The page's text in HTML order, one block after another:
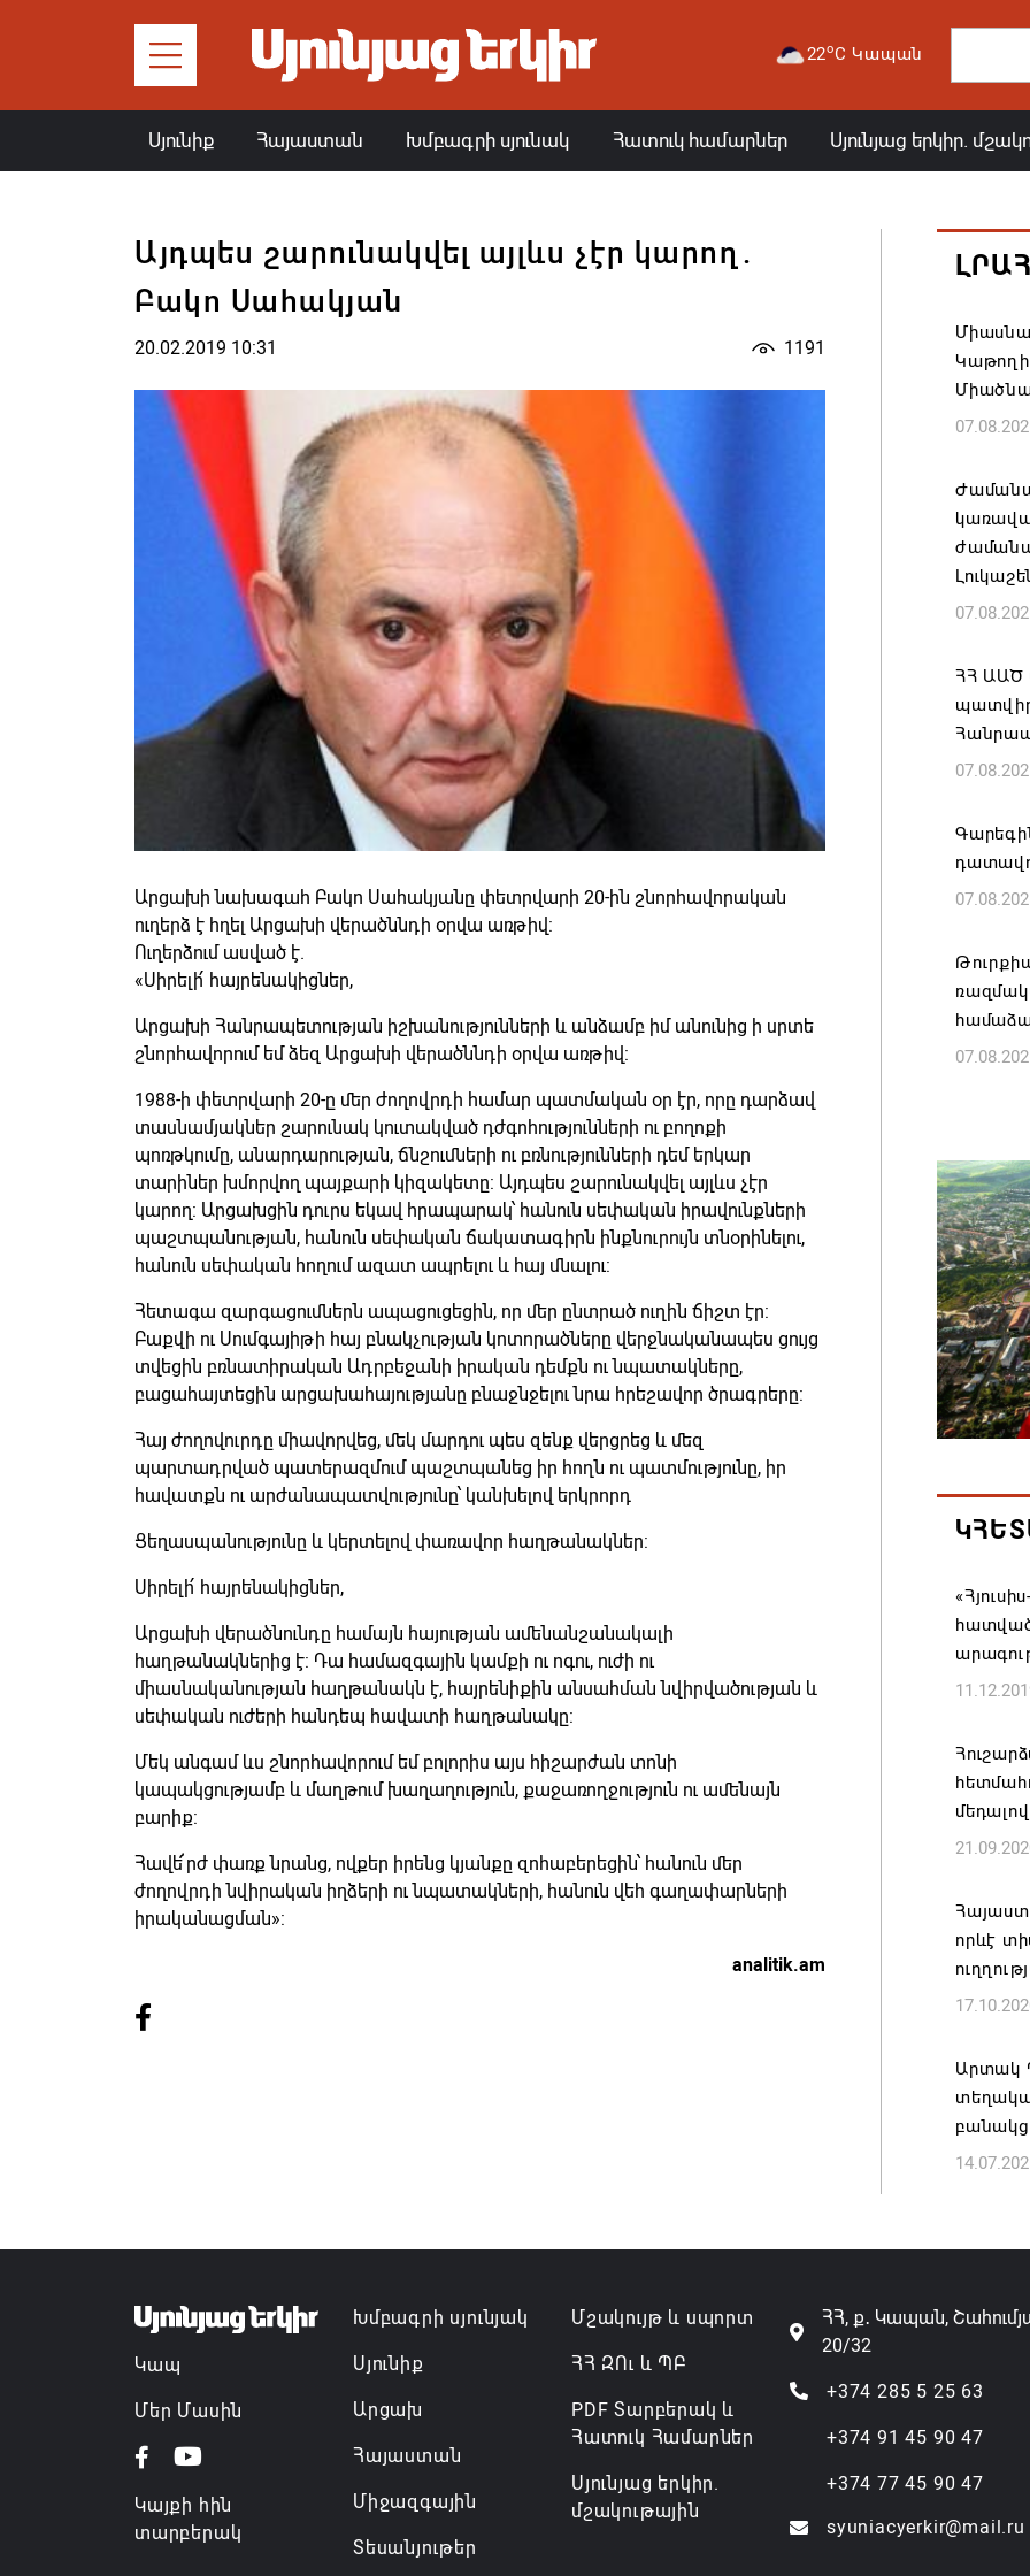
22oC Կապան
Սյունիք Հայաստան Խմբագրի սյունակ Հատուկ համարներ Սյունյաց երկիր.
Այդպես շարունակվել այլևս չէր կարող.
Բակո Սահակյան
20.02.2019 10:31 1191
Արցախի նախագահ Բակո Սահակյանը փետրվարի 20-ին շնորհավորական
ուղերձ է հղել Արցախի վերածննդի օրվա առթիվ:
Ուղերձում ասված է.
«Սիրելի՛ հայրենակիցներ,
Արցախի Հանրապետության իշխանությունների և անձամբ իմ անունից ի սրտե
շնորհավորում եմ ձեզ Արցախի վերածննդի օրվա առթիվ:
1988-ի փետրվարի 20-ը մեր ժողովրդի համար պատմական օր էր, որը դարձավ
տասնամյակներ շարունակ կուտակված դժգոհությունների ու բողոքի
պոռթկումը, անարդարության, ճնշումների ու բռնությունների դեմ երկար
տարիներ խմորվող պայքարի կիզակետը: Այդպես շարունակվել այլևս չէր
կարող: Արցախցին դուրս եկավ հրապարակ՝ հանուն սեփական իրավունքների
պաշտպանության, հանուն սեփական ճակատագիրն ինքնուրույն տնօրինելու,
հանուն սեփական հողում ազատ ապրելու և հայ մնալու:
Հետագա զարգացումներն ապացուցեցին, որ մեր ընտրած ուղին ճիշտ էր:
Բաքվի ու Սումգայիթի հայ բնակչության կոտորածները վերջնականապես ցույց
տվեցին բռնատիրական Ադրբեջանի իրական դեմքն ու նպատակները,
բացահայտեցին արցախահայությանը բնաջնջելու նրա հրեշավոր ծրագրերը:
Հայ ժողովուրդը միավորվեց, մեկ մարդու պես զենք վերցրեց և մեզ
պարտադրված պատերազմում պաշտպանեց իր հողն ու պատմությունը, իր
հավատքն ու արժանապատվությունը՝ կանխելով երկրորդ
Ցեղասպանությունը և կերտելով փառավոր հաղթանակներ:
Սիրելի՛ հայրենակիցներ,
Արցախի վերածնունդը համայն հայության ամենանշանակալի
հաղթանակներից է: Դա համազգային կամքի ու ոգու, ուժի ու
միասնականության հաղթանակն է, հայրենիքին անսահման նվիրվածության և
սեփական ուժերի հանդեպ հավատի հաղթանակը:
Մեկ անգամ ևս շնորհավորում եմ բոլորիս այս հիշարժան տոնի
կապակցությամբ և մաղթում խաղաղություն, քաջառողջություն ու ամենայն
բարիք:
Հավե՜րժ փառք նրանց, ովքեր իրենց կյանքը զոհաբերեցին՝ հանուն մեր
ժողովրդի նվիրական իղձերի ու նպատակների, հանուն վեհ գաղափարների
իրականացման»:
analitik.am
ՀՀ ԱԱԾ
նիստը
TRIP
Այս
ամոթի
մեդալով
որևէ
Արտակ
Կապ
Մեր Մասին
Կայքի հին
տարբերակ
Խմբագրի սյունյակ
Սյունիք
Արցախ
Հայաստան
Միջազգային
Տեսանյութեր
Մշակույթ և սպորտ
ՀՀ ԶՈւ և ՊԲ
PDF Տարբերակ և
Հատուկ Համարներ
Սյունյաց երկիր.
մշակութային
ՀՀ, ք․ Կապան,
20/32
+374 285 5 25 63
+374 91 45 90 47
+374 77 45 90 47
syuniacyerkir@mail.ru